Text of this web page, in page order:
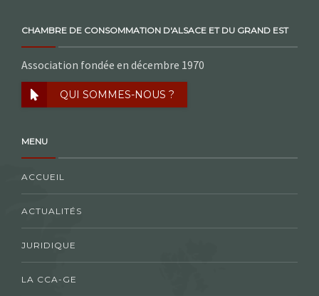
CHAMBRE DE CONSOMMATION D'ALSACE ET DU GRAND EST
Association fondée en décembre 1970
QUI SOMMES-NOUS ?
MENU
ACCUEIL
ACTUALITÉS
JURIDIQUE
LA CCA-GE